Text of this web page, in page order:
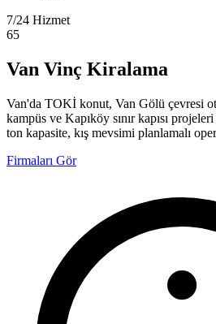
7/24 Hizmet
65
Van Vinç Kiralama
Van'da TOKİ konut, Van Gölü çevresi
kampüs ve Kapıköy sınır kapısı
ton kapasite, kış mevsimi planlamalı
Firmaları Gör